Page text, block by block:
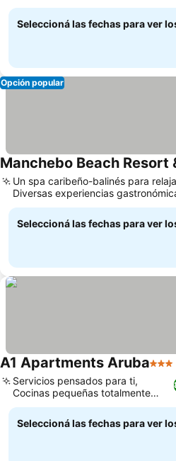
Seleccioná las fechas para ver
Opción popular
Manchebo Beach Resort
Un spa caribeño-balinés para
Diversas experiencias
gourmet
Seleccioná las fechas para ver
A1 Apartments Aruba3
Servicios pensados para ti,
Cocinas pequeñas totalmente
equipadas
Seleccioná las fechas para ver